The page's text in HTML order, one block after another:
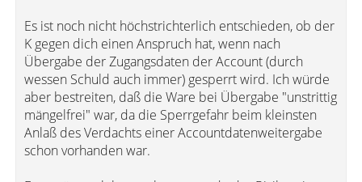
Es ist noch nicht höchstrichterlich entschieden, ob der
K gegen dich einen Anspruch hat, wenn nach
Übergabe der Zugangsdaten der Account (durch
wessen Schuld auch immer) gesperrt wird. Ich würde
aber bestreiten, daß die Ware bei Übergabe "unstrittig
mängelfrei" war, da die Sperrgefahr beim kleinsten
Anlaß des Verdachts einer Accountdatenweitergabe
schon vorhanden war.